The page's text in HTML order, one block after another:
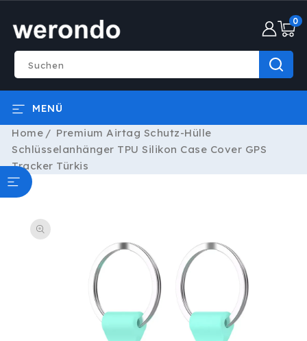
DIREKT
INHALT
Suchen
0
MENÜ
Home
Premium Airtag Schutz-Hülle
Schlüsselanhänger TPU Silikon Case Cover GPS
Tracker Türkis